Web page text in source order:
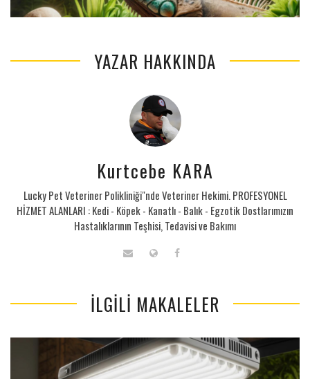
YAZAR HAKKINDA
Kurtcebe KARA
Lucky Pet Veteriner Polikliniği"nde Veteriner Hekimi. PROFESYONEL
HİZMET ALANLARI : Kedi - Köpek - Kanatlı - Balık - Egzotik Dostlarımızın
Hastalıklarının Teşhisi, Tedavisi ve Bakımı
İLGILI MAKALELER